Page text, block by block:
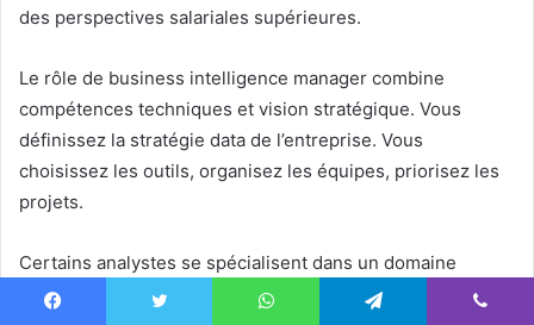
des perspectives salariales supérieures.
Le rôle de business intelligence manager combine
compétences techniques et vision stratégique. Vous
définissez la stratégie data de l’entreprise. Vous
choisissez les outils, organisez les équipes, priorisez les
projets.
Certains analystes se spécialisent dans un domaine
particulier. Vous devenez l’expert data du marketing, de la